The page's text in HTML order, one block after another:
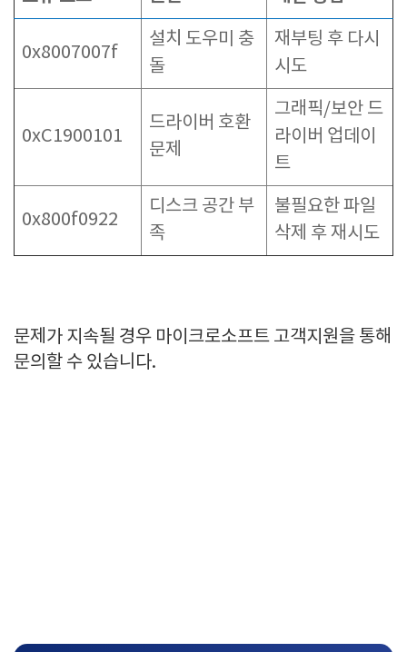
0x8007007f
설치 도우미 충
돌
재부팅 후 다시
시도
0xC1900101
드라이버 호환
문제
그래픽/보안 드
라이버 업데이
트
0x800f0922
디스크 공간 부
족
불필요한 파일
삭제 후 재시도
문제가 지속될 경우 마이크로소프트 고객지원을 통해
문의할 수 있습니다.